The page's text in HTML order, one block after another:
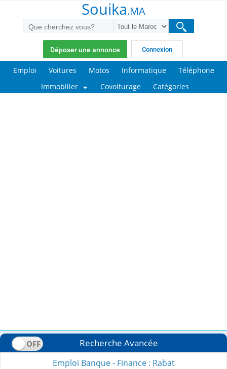
Souika.MA
Déposer une annonce Connexion
Emploi Voitures Motos Informatique
Téléphone
Immobilier
Covoiturage Catégories
Recherche Avancée
Emploi Banque - Finance : Rabat